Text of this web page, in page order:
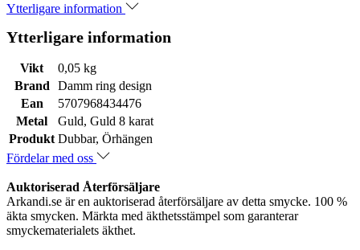
Ytterligare information
Ytterligare information
Vikt
0,05 kg
Brand
Damm ring design
Ean
5707968434476
Metal
Guld, Guld 8 karat
Produkt Dubbar, Örhängen
Fördelar med oss
Auktoriserad Återförsäljare
Arkandi.se är en auktoriserad återförsäljare av detta smycke. 100 %
äkta smycken. Märkta med äkthetsstämpel som garanterar
smyckematerialets äkthet.